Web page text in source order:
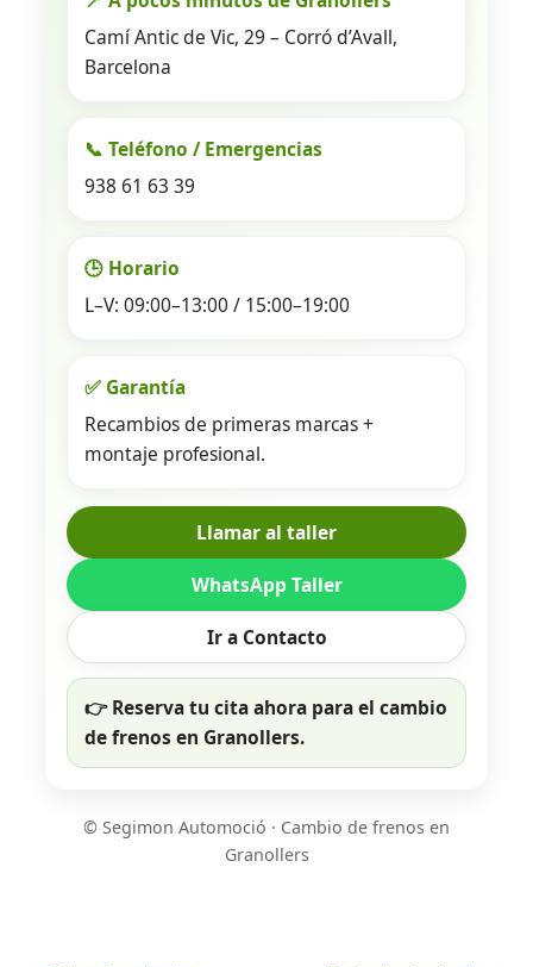
Camí Antic de Vic, 29 – Corró d’Avall,
Barcelona
📞 Teléfono / Emergencias
938 61 63 39
🕒 Horario
L–V: 09:00–13:00 / 15:00–19:00
✅ Garantía
Recambios de primeras marcas +
montaje profesional.
Llamar al taller
WhatsApp Taller
Ir a Contacto
👉 Reserva tu cita ahora para el cambio
de frenos en Granollers.
© Segimon Automoció · Cambio de frenos en
Granollers